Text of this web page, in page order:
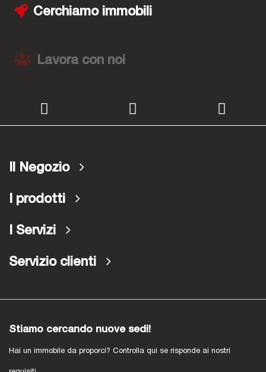
Cerchiamo immobili
Lavora con noi
Il Negozio
I prodotti
I Servizi
Servizio clienti
Stiamo cercando nuove sedi!
Hai un immobile da proporci? Controlla qui se risponde ai nostri